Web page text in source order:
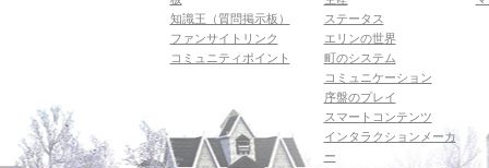
知識王（質問掲示板）
ファンサイトリンク
コミュニティポイント
ステータス
エリンの世界
町のシステム
コミュニケーション
序盤のプレイ
スマートコンテンツ
インタラクションメーカ
ー